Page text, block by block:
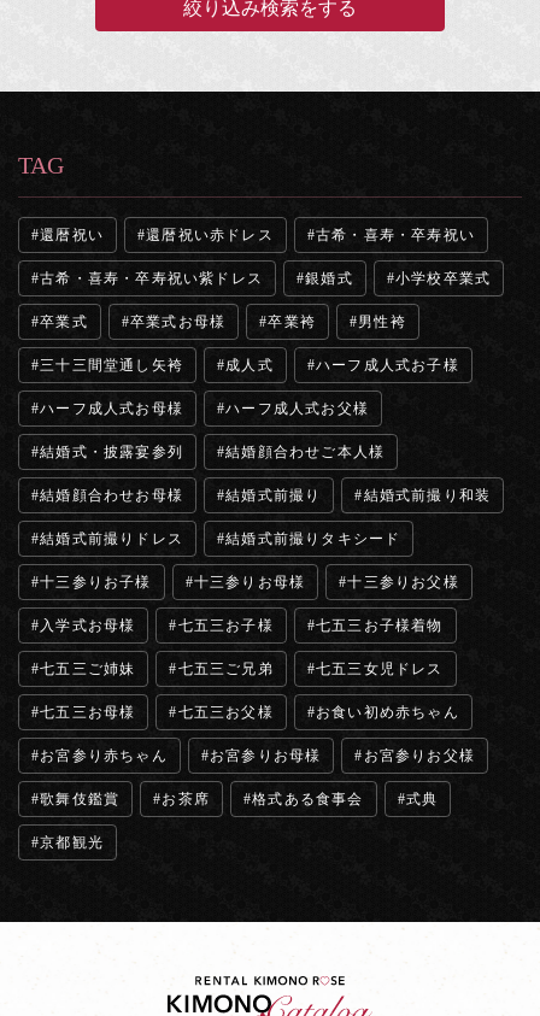
TAG
還暦祝い 還暦祝い赤ドレス 古希・喜寿・卒寿祝い
古希・喜寿・卒寿祝い紫ドレス 銀婚式 小学校卒業式
卒業式 卒業式お母様 卒業袴 男性袴
三十三間堂通し矢袴 成人式 ハーフ成人式お子様
ハーフ成人式お母様 ハーフ成人式お父様
結婚式・披露宴参列 結婚顔合わせご本人様
結婚顔合わせお母様 結婚式前撮り 結婚式前撮り和装
結婚式前撮りドレス 結婚式前撮りタキシード
十三参りお子様 十三参りお母様 十三参りお父様
入学式お母様 七五三お子様 七五三お子様着物
七五三ご姉妹 七五三ご兄弟 七五三女児ドレス
七五三お母様 七五三お父様 お食い初め赤ちゃん
お宮参り赤ちゃん お宮参りお母様 お宮参りお父様
歌舞伎鑑賞 お茶席 格式ある食事会 式典
京都観光